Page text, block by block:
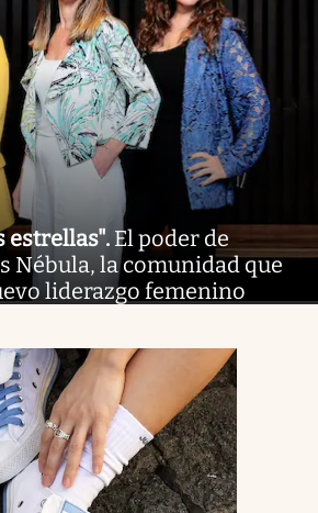
estrellas". El poder de
Nébula, la comunidad que
liderazgo femenino